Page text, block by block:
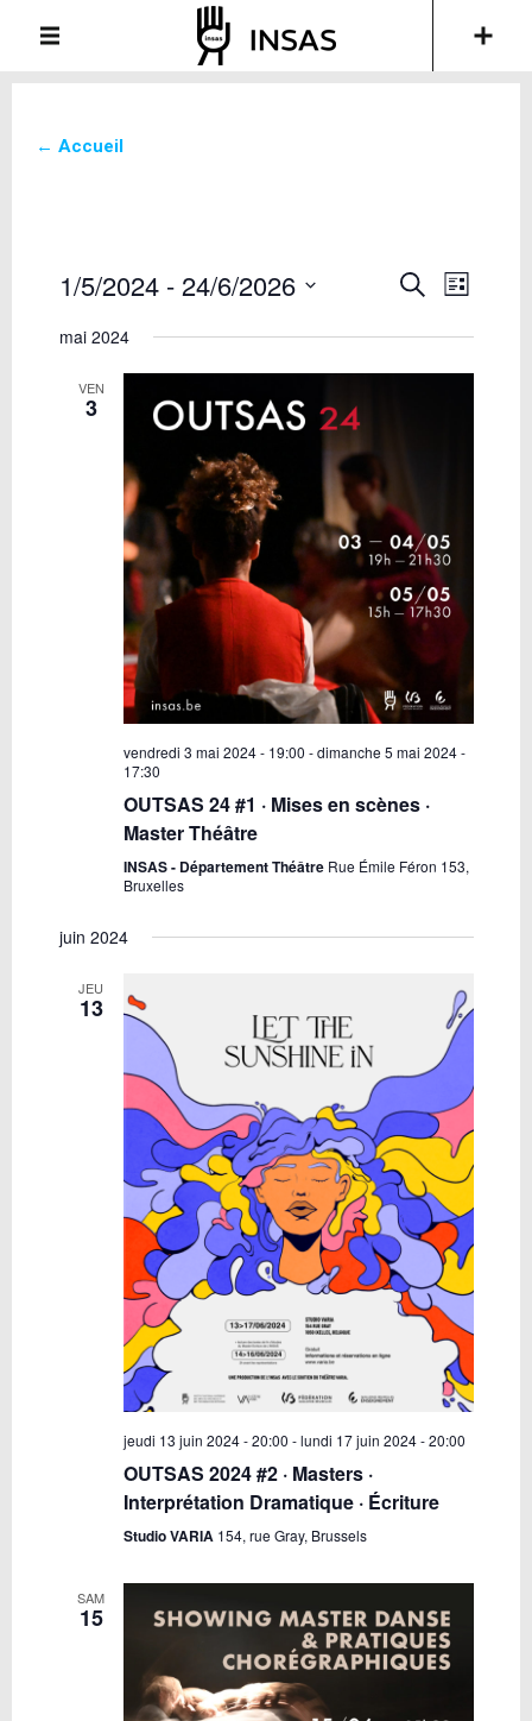
← Accueil
Recherche
navigation
de
Recherche
vues
List
1/5/2024 - 24/6/2026
une
mai 2024
VEN
3
vendredi 3 mai 2024 - 19:00 -dimanche 5 mai 2024 -
17:30
OUTSAS 24 #1 · Mises en scènes ·
Master Théâtre
INSAS - Département Théâtre Rue Émile Féron 153,
Bruxelles
juin 2024
JEU
13
jeudi 13 juin 2024 - 20:00 -lundi 17 juin 2024 - 20:00
OUTSAS 2024 #2 · Masters ·
Interprétation Dramatique · Écriture
Studio VARIA 154, rue Gray, Brussels
SAM
15